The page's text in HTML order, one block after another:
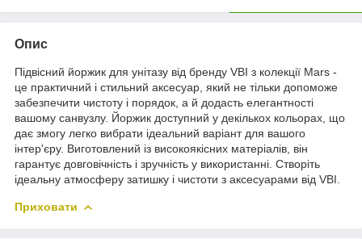
Опис
Підвісний йоржик для унітазу від бренду VBI з колекції Mars -
це практичний і стильний аксесуар, який не тільки допоможе
забезпечити чистоту і порядок, а й додасть елегантності
вашому санвузлу. Йоржик доступний у декількох кольорах, що
дає змогу легко вибрати ідеальний варіант для вашого
інтер'єру. Виготовлений із високоякісних матеріалів, він
гарантує довговічність і зручність у використанні. Створіть
ідеальну атмосферу затишку і чистоти з аксесуарами від VBI.
Приховати